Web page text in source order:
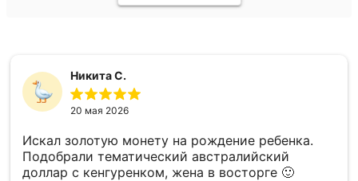
Никита С.
20 мая 2026
Искал золотую монету на рождение ребенка.
Подобрали тематический австралийский
доллар с кенгуренком, жена в восторге 🙂